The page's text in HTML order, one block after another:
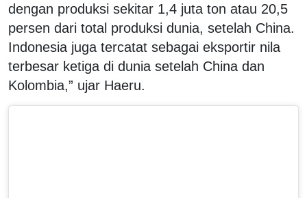
dengan produksi sekitar 1,4 juta ton atau 20,5
persen dari total produksi dunia, setelah China.
Indonesia juga tercatat sebagai eksportir nila
terbesar ketiga di dunia setelah China dan
Kolombia,” ujar Haeru.